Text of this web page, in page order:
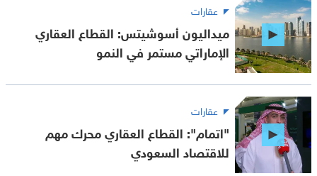
عقارات
ميداليون أسوشيتس: القطاع العقاري
الإماراتي مستمر في النمو
عقارات
"اتمام": القطاع العقاري محرك مهم
للاقتصاد السعودي